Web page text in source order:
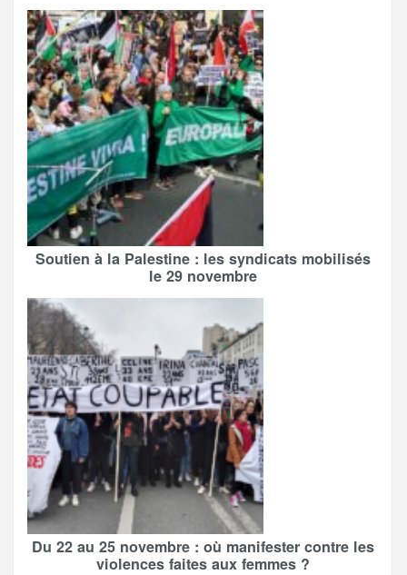
Soutien à la Palestine : les syndicats mobilisés
le 29 novembre
Du 22 au 25 novembre : où manifester contre les
violences faites aux femmes ?